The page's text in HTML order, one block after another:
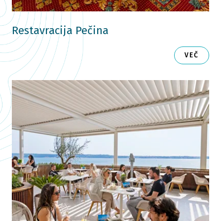
Restavracija Pečina
VEČ